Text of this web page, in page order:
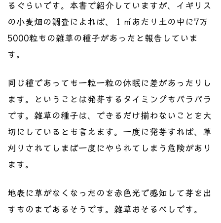
るぐらいです。本書で紹介していますが、イギリス
の小麦畑の調査によれば、１㎡あたり土の中に7万
5000粒もの雑草の種子があったと報告していま
す。
同じ種であっても一粒一粒の休眠に差があったりし
ます。ということは発芽するタイミングもバラバラ
です。雑草の種子は、できるだけ揃わないことを大
切にしているとも言えます。一度に発芽すれば、草
刈りされてしまば一度にやられてしまう危険があり
ます。
地表に草がなくなったのを赤色光で感知して芽を出
すものまであるそうです。雑草おそるべしです。